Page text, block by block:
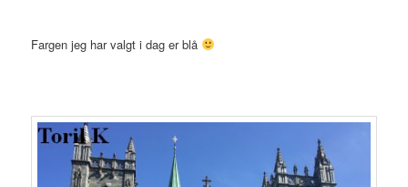
Fargen jeg har valgt i dag er blå